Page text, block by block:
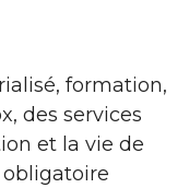
formation,
des services
et la vie de